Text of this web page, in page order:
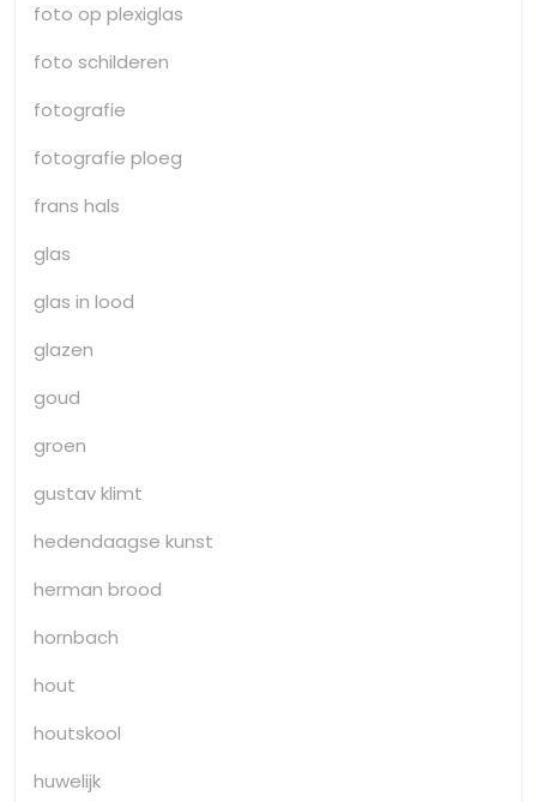
foto op plexiglas
foto schilderen
fotografie
fotografie ploeg
frans hals
glas
glas in lood
glazen
goud
groen
gustav klimt
hedendaagse kunst
herman brood
hornbach
hout
houtskool
huwelijk